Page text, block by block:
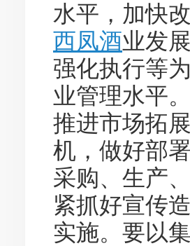
水平，加快
西凤酒业发
强化执行等
业管理水平
推进市场拓
机，做好部
采购、生产
紧抓好宣传
实施。要以